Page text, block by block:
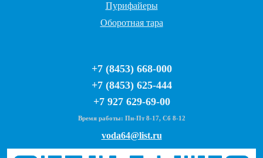
Пурифайеры
Оборотная тара
+7 (8453) 668-000
+7 (8453) 625-444
+7 927 629-69-00
Время работы: Пн-Пт 8-17, Сб 8-12
voda64@list.ru